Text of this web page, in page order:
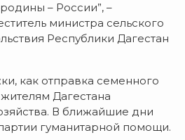
– России”, –
министра сельского
Республики Дагестан
как отправка семенного
Дагестана
В ближайшие дни
гуманитарной помощи.